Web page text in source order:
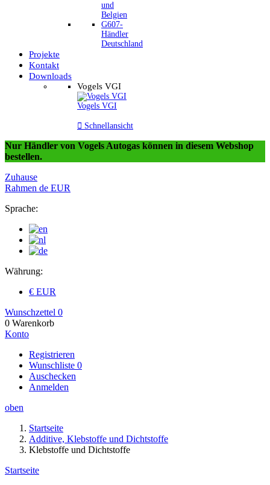
und
Belgien
G607-
Händler
Deutschland
Projekte
Kontakt
Downloads
Vogels VGI
Vogels VGI
 Schnellansicht
Nur Händler von Vogels Autogas können in diesem Webshop
bestellen.
Zuhause
Rahmen de EUR
Sprache:
Währung:
€ EUR
Wunschzettel 0
0 Warenkorb
Konto
Registrieren
Wunschliste 0
Auschecken
Anmelden
oben
Startseite
Additive, Klebstoffe und Dichtstoffe
Klebstoffe und Dichtstoffe
Startseite